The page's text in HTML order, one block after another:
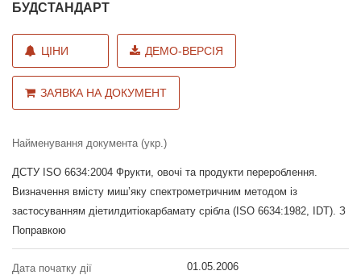
БУДСТАНДАРТ
ЦІНИ ДЕМО-ВЕРСІЯ
ЗАЯВКА НА ДОКУМЕНТ
Найменування документа (укр.)
ДСТУ ISO 6634:2004 Фрукти, овочі та продукти перероблення.
Визначення вмісту миш’яку спектрометричним методом із
застосуванням діетилдитіокарбамату срібла (ISO 6634:1982, IDT). З
Поправкою
Дата початку дії 01.05.2006